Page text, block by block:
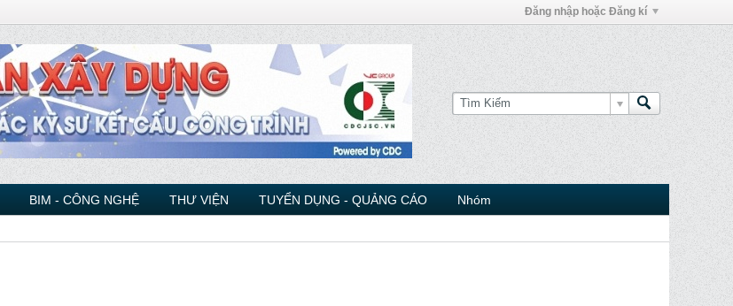
Đăng nhập hoặc Đăng kí
BIM - CÔNG NGHỆ THƯ VIỆN TUYỂN DỤNG - QUẢNG CÁO Nhóm